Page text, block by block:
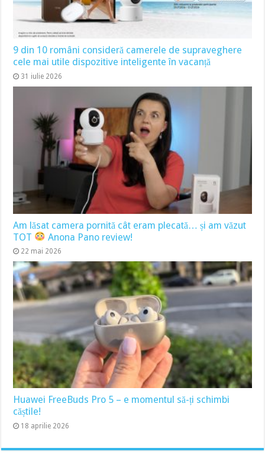
9 din 10 români consideră camerele de supraveghere
cele mai utile dispozitive inteligente în vacanță
31 iulie 2026
Am lăsat camera pornită cât eram plecată… și am văzut
TOT
Anona Pano review!
22 mai 2026
Huawei FreeBuds Pro 5 – e momentul să-ți schimbi
căștile!
18 aprilie 2026